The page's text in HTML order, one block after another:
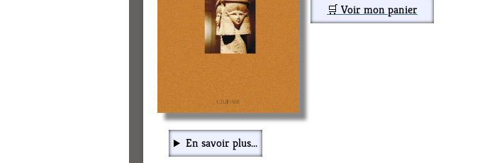
🛒 Voir mon panier
En savoir plus...